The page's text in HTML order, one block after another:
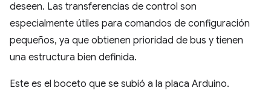
deseen. Las transferencias de control son
especialmente útiles para comandos de configuración
pequeños, ya que obtienen prioridad de bus y tienen
una estructura bien definida.
Este es el boceto que se subió a la placa Arduino.